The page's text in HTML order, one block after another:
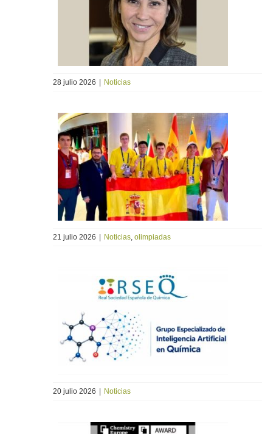
28 julio 2026 | Noticias
21 julio 2026 | Noticias olimpiadas
20 julio 2026 Noticias